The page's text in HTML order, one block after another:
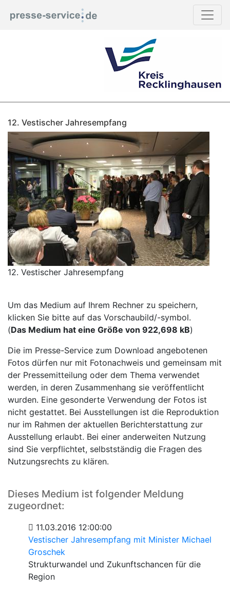
12. Vestischer Jahresempfang
12. Vestischer Jahresempfang
Um das Medium auf Ihrem Rechner zu speichern,
klicken Sie bitte auf das Vorschaubild/-symbol.
(Das Medium hat eine Größe von 922,698 kB)
Die im Presse-Service zum Download angebotenen
Fotos dürfen nur mit Fotonachweis und gemeinsam mit
der Pressemitteilung oder dem Thema verwendet
werden, in deren Zusammenhang sie veröffentlicht
wurden. Eine gesonderte Verwendung der Fotos ist
nicht gestattet. Bei Ausstellungen ist die Reproduktion
nur im Rahmen der aktuellen Berichterstattung zur
Ausstellung erlaubt. Bei einer anderweiten Nutzung
sind Sie verpflichtet, selbstständig die Fragen des
Nutzungsrechts zu klären.
Dieses Medium ist folgender Meldung
zugeordnet:
11.03.2016 12:00:00
Vestischer Jahresempfang mit Minister Michael
Groschek
Strukturwandel und Zukunftschancen für die
Region